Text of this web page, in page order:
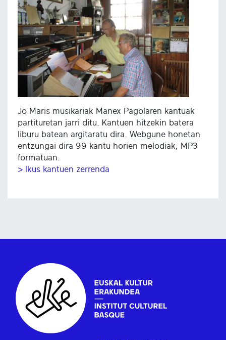
Jo Maris musikariak Manex Pagolaren kantuak
partituretan jarri ditu. Kantuen hitzekin batera
liburu batean argitaratu dira. Webgune honetan
entzungai dira 99 kantu horien melodiak, MP3
formatuan.
> Ikus kantuen zerrenda